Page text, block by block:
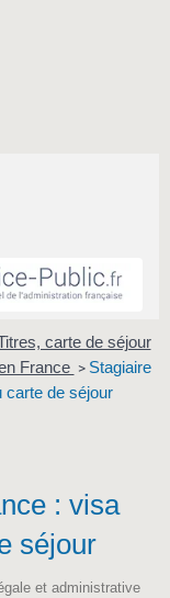
carte de séjour
France > Stagiaire
carte de séjour
: visa
séjour
et administrative